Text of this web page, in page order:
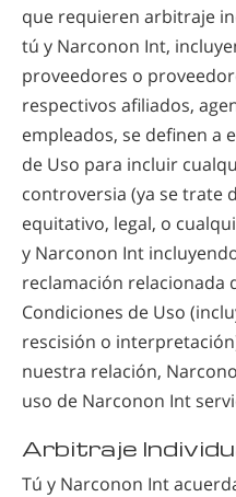
que requieren arbitraje
tú y Narconon Int,
proveedores o
respectivos afiliados,
empleados, se definen a
de Uso para incluir
controversia (ya se trate
equitativo, legal, o
y Narconon Int
reclamación relacionada
Condiciones de Uso
rescisión o
nuestra relación,
uso de Narconon Int
Arbitraje
Tú y Narconon Int